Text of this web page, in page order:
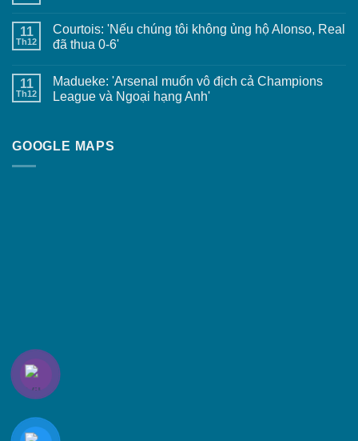
11
Th12
Courtois: 'Nếu chúng tôi không ủng hộ Alonso, Real
đã thua 0-6'
11
Th12
Madueke: 'Arsenal muốn vô địch cả Champions
League và Ngoại hạng Anh'
GOOGLE MAPS